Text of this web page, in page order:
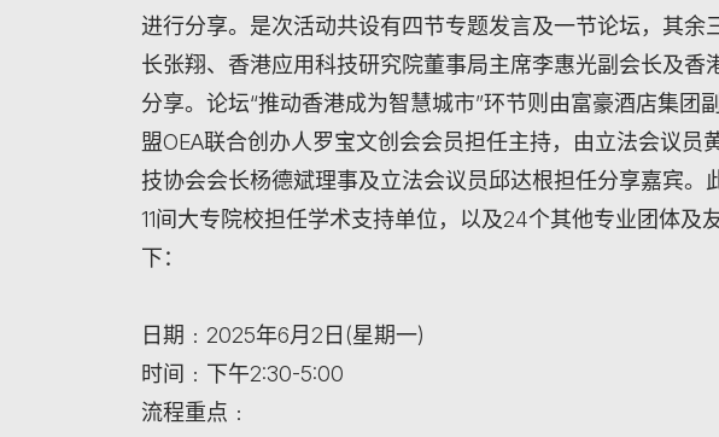
进行分享。是次活动共设有四节专题发言及一节论坛，其余
长张翔、香港应用科技研究院董事局主席李惠光副会长及香
分享。论坛“推动香港成为智慧城市”环节则由富豪酒店集团
盟OEA联合创办人罗宝文创会会员担任主持，由立法会议员
技协会会长杨德斌理事及立法会议员邱达根担任分享嘉宾。
11间大专院校担任学术支持单位，以及24个其他专业团体及
下：
日期﹕2025年6月2日(星期一)
时间﹕下午2:30-5:00
流程重点﹕